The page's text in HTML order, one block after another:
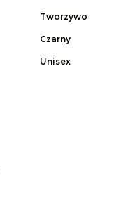
Tworzywo
Czarny
Unisex